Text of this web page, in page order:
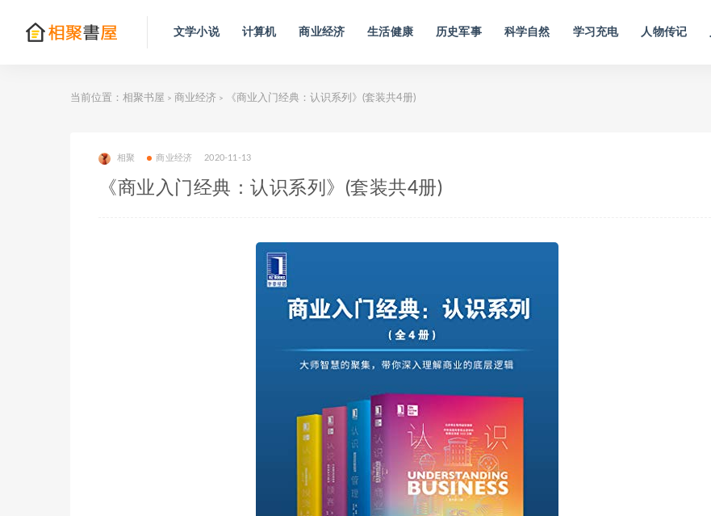
文学小说 计算机 商业经济 生活健康 历史军事 科学自然 学习充电 人物传记
当前位置： 相聚书屋 > 商业经济 > 《商业入门经典：认识系列》(套装共4册)
相聚 商业经济 2020-11-13
《商业入门经典：认识系列》(套装共4册)